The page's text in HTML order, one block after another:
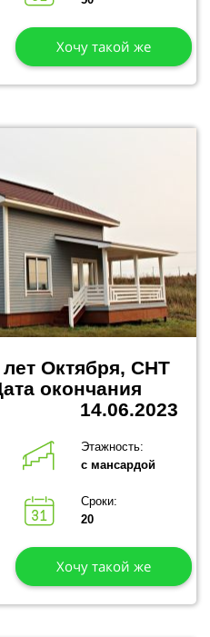
Хочу такой же
Октября, СНТ
окончания
14.06.2023
Этажность:
с мансардой
Сроки:
20
Хочу такой же